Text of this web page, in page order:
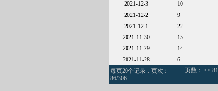
2021-12-3
10
2021-12-2
9
2021-12-1
22
2021-11-30
15
2021-11-29
14
2021-11-28
6
每页20个记录，页次：
86/306
页数： << 81